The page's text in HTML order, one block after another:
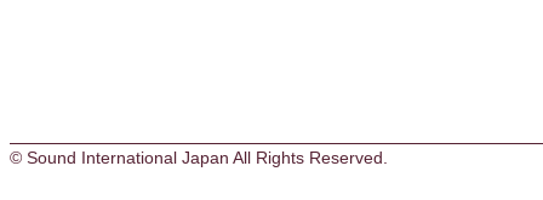
© Sound International Japan All Rights Reserved.